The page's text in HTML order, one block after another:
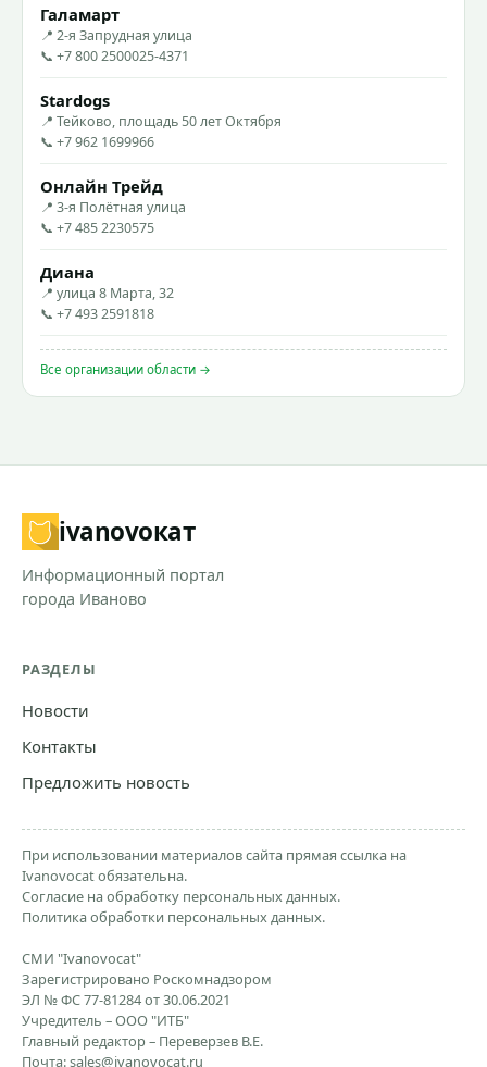
Галамарт
📍 2-я Запрудная улица
📞 +7 800 2500025-4371
Stardogs
📍 Тейково, площадь 50 лет Октября
📞 +7 962 1699966
Онлайн Трейд
📍 3-я Полётная улица
📞 +7 485 2230575
Диана
📍 улица 8 Марта, 32
📞 +7 493 2591818
Все организации области →
ivanovoкат
Информационный портал
города Иваново
РАЗДЕЛЫ
Новости
Контакты
Предложить новость
При использовании материалов сайта прямая ссылка на
Ivanovocat обязательна.
Согласие на обработку персональных данных.
Политика обработки персональных данных.
СМИ "Ivanovocat"
Зарегистрировано Роскомнадзором
ЭЛ № ФС 77-81284 от 30.06.2021
Учредитель – ООО "ИТБ"
Главный редактор – Переверзев В.Е.
Почта:sales@ivanovocat.ru